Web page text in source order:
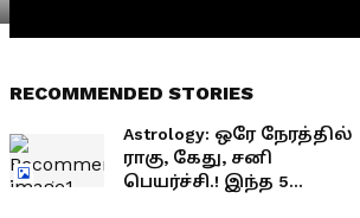
RECOMMENDED STORIES
Astrology: ஒரே நேரத்தில்
ராகு, கேது, சனி
பெயர்ச்சி.! இந்த 5